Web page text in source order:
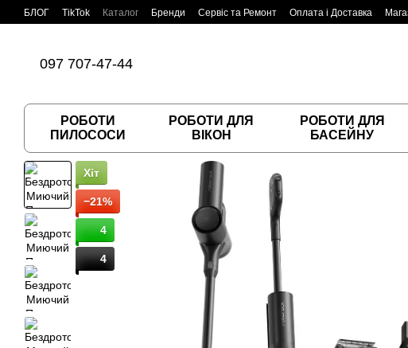
Перейти до основного контенту
БЛОГ TikTok Каталог Бренди Сервіс та Ремонт Оплата і Доставка
097 707-47-44
РОБОТИ
ПИЛОСОСИ
РОБОТИ ДЛЯ
ВІКОН
РОБОТИ ДЛЯ
БАСЕЙНУ
Хіт
−21%
4
4